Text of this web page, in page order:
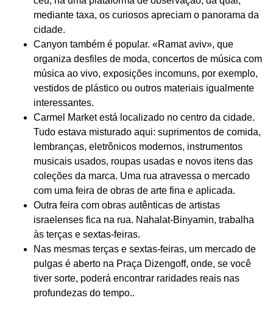
mediante taxa, os curiosos apreciam o panorama da
cidade.
Canyon também é popular. «Ramat aviv», que
organiza desfiles de moda, concertos de música com
música ao vivo, exposições incomuns, por exemplo,
vestidos de plástico ou outros materiais igualmente
interessantes.
Carmel Market está localizado no centro da cidade.
Tudo estava misturado aqui: suprimentos de comida,
lembranças, eletrônicos modernos, instrumentos
musicais usados, roupas usadas e novos itens das
coleções da marca. Uma rua atravessa o mercado
com uma feira de obras de arte fina e aplicada.
Outra feira com obras autênticas de artistas
israelenses fica na rua. Nahalat-Binyamin, trabalha
às terças e sextas-feiras.
Nas mesmas terças e sextas-feiras, um mercado de
pulgas é aberto na Praça Dizengoff, onde, se você
tiver sorte, poderá encontrar raridades reais nas
profundezas do tempo..